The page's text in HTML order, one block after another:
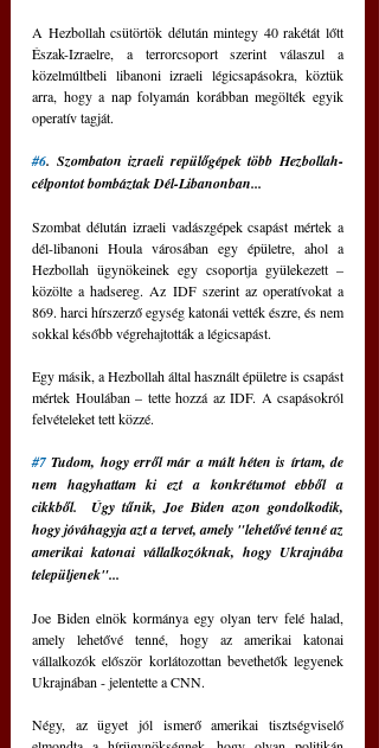
A Hezbollah csütörtök délután mintegy 40 rakétát lőtt
Észak-Izraelre, a terrorcsoport szerint válaszul a
közelmúltbeli libanoni izraeli légicsapásokra, köztük
arra, hogy a nap folyamán korábban megölték egyik
operatív tagját.
#6. Szombaton izraeli repülőgépek több Hezbollah-
célpontot bombáztak Dél-Libanonban...
Szombat délután izraeli vadászgépek csapást mértek a
dél-libanoni Houla városában egy épületre, ahol a
Hezbollah ügynökeinek egy csoportja gyülekezett –
közölte a hadsereg. Az IDF szerint az operatívokat a
869. harci hírszerző egység katonái vették észre, és nem
sokkal később végrehajtották a légicsapást.
Egy másik, a Hezbollah által használt épületre is csapást
mértek Houlában – tette hozzá az IDF. A csapásokról
felvételeket tett közzé.
#7 Tudom, hogy erről már a múlt héten is írtam, de
nem hagyhattam ki ezt a konkrétumot ebből a
cikkből.  Úgy tűnik, Joe Biden azon gondolkodik,
hogy jóváhagyja azt a tervet, amely "lehetővé tenné az
amerikai katonai vállalkozóknak, hogy Ukrajnába
települjenek"...
Joe Biden elnök kormánya egy olyan terv felé halad,
amely lehetővé tenné, hogy az amerikai katonai
vállalkozók először korlátozottan bevethetők legyenek
Ukrajnában - jelentette a CNN.
Négy, az ügyet jól ismerő amerikai tisztségviselő